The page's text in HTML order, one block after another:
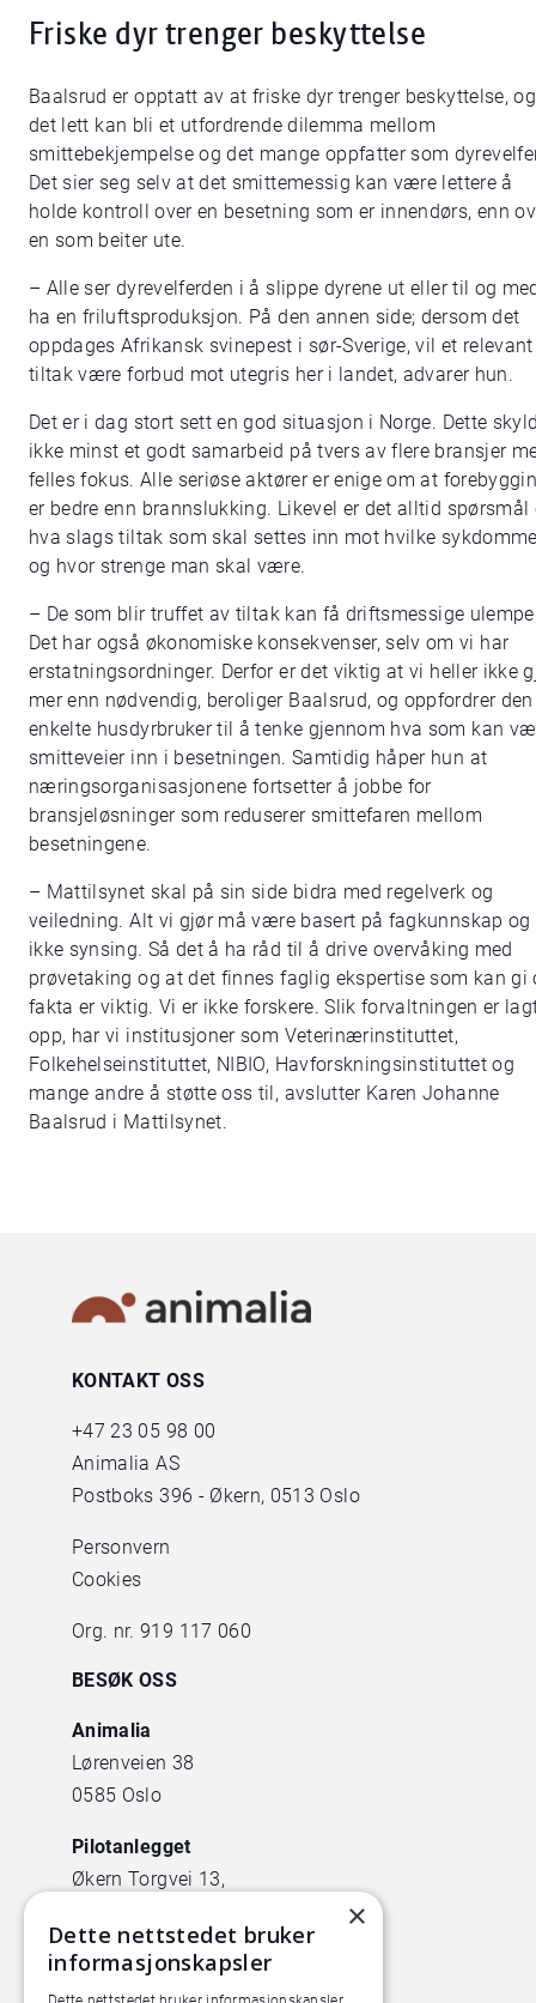
Friske dyr trenger beskyttelse
Baalsrud er opptatt av at friske dyr trenger beskyttelse,
det lett kan bli et utfordrende dilemma mellom
smittebekjempelse og det mange oppfatter som
Det sier seg selv at det smittemessig kan være lettere å
holde kontroll over en besetning som er innendørs, enn
en som beiter ute.
– Alle ser dyrevelferden i å slippe dyrene ut eller til og
ha en friluftsproduksjon. På den annen side; dersom det
oppdages Afrikansk svinepest i sør-Sverige, vil et relevant
tiltak være forbud mot utegris her i landet, advarer hun.
Det er i dag stort sett en god situasjon i Norge. Dette
ikke minst et godt samarbeid på tvers av flere bransjer
felles fokus. Alle seriøse aktører er enige om at
er bedre enn brannslukking. Likevel er det alltid spørsmål
hva slags tiltak som skal settes inn mot hvilke
og hvor strenge man skal være.
– De som blir truffet av tiltak kan få driftsmessige
Det har også økonomiske konsekvenser, selv om vi har
erstatningsordninger. Derfor er det viktig at vi heller ikke
mer enn nødvendig, beroliger Baalsrud, og oppfordrer den
enkelte husdyrbruker til å tenke gjennom hva som kan
smitteveier inn i besetningen. Samtidig håper hun at
næringsorganisasjonene fortsetter å jobbe for
bransjeløsninger som reduserer smittefaren mellom
besetningene.
– Mattilsynet skal på sin side bidra med regelverk og
veiledning. Alt vi gjør må være basert på fagkunnskap og
ikke synsing. Så det å ha råd til å drive overvåking med
prøvetaking og at det finnes faglig ekspertise som kan gi
fakta er viktig. Vi er ikke forskere. Slik forvaltningen er
opp, har vi institusjoner som Veterinærinstituttet,
Folkehelseinstituttet, NIBIO, Havforskningsinstituttet og
mange andre å støtte oss til, avslutter Karen Johanne
Baalsrud i Mattilsynet.
KONTAKT OSS
+47 23 05 98 00
Animalia AS
Postboks 396 - Økern, 0513 Oslo
Personvern
Cookies
Org. nr. 919 117 060
BESØK OSS
Animalia
Lørenveien 38
0585 Oslo
Pilotanlegget
Økern Torgvei 13,
×
Dette nettstedet bruker
informasjonskapsler